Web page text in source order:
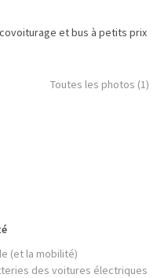
et bus à petits prix
Toutes les photos (1)
(et la mobilité)
des voitures électriques